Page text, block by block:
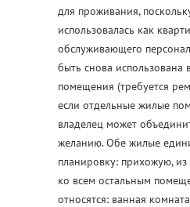
для проживания,
использовалась как
обслуживающего
быть снова использована
помещения (требуется
если отдельные жилые
владелец может
желанию. Обе жилые
планировку: прихожую, из
ко всем остальным
относятся: ванная